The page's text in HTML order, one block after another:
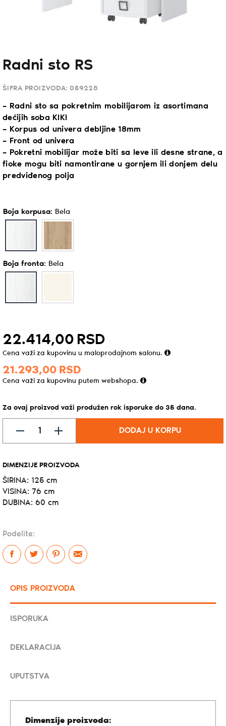
Radni sto RS
ŠIFRA PROIZVODA:059228
– Radni sto sa pokretnim mobilijarom iz asortimana
dečijih soba KIKI
– Korpus od univera debljine 18mm
– Front od univera
– Pokretni mobilijar može biti sa leve ili desne strane, a
fioke mogu biti namontirane u gornjem ili donjem delu
predviđenog polja
Boja korpusa: Bela
Boja fronta: Bela
22.414,00 RSD
Cena važi za kupovinu u maloprodajnom salonu.
21.293,00 RSD
Cena važi za kupovinu putem webshopa.
Za ovaj proizvod važi produžen rok isporuke do 35 dana.
DODAJ U KORPU
DIMENZIJE PROIZVODA
ŠIRINA: 125 cm
VISINA: 76 cm
DUBINA: 60 cm
Podelite:
OPIS PROIZVODA
ISPORUKA
DEKLARACIJA
UPUTSTVA
Dimenzije proizvoda: